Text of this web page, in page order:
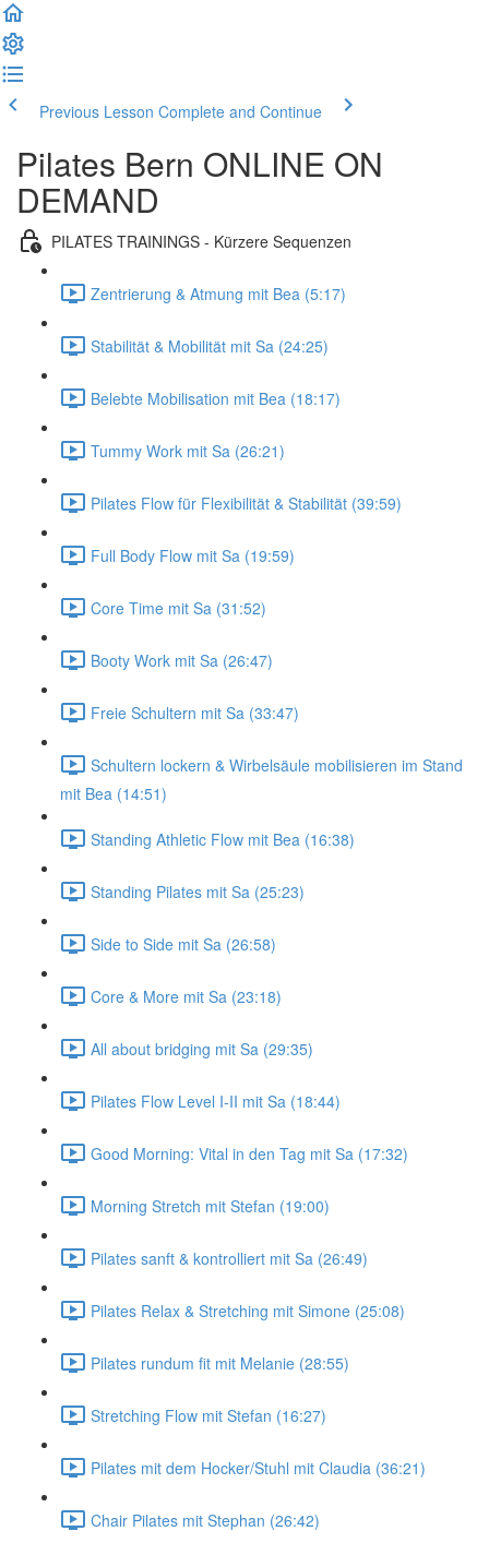
Previous Lesson Complete and Continue
Pilates Bern ONLINE ON
DEMAND
PILATES TRAININGS - Kürzere Sequenzen
Zentrierung & Atmung mit Bea (5:17)
Stabilität & Mobilität mit Sa (24:25)
Belebte Mobilisation mit Bea (18:17)
Tummy Work mit Sa (26:21)
Pilates Flow für Flexibilität & Stabilität (39:59)
Full Body Flow mit Sa (19:59)
Core Time mit Sa (31:52)
Booty Work mit Sa (26:47)
Freie Schultern mit Sa (33:47)
Schultern lockern & Wirbelsäule mobilisieren im Stand
mit Bea (14:51)
Standing Athletic Flow mit Bea (16:38)
Standing Pilates mit Sa (25:23)
Side to Side mit Sa (26:58)
Core & More mit Sa (23:18)
All about bridging mit Sa (29:35)
Pilates Flow Level I-II mit Sa (18:44)
Good Morning: Vital in den Tag mit Sa (17:32)
Morning Stretch mit Stefan (19:00)
Pilates sanft & kontrolliert mit Sa (26:49)
Pilates Relax & Stretching mit Simone (25:08)
Pilates rundum fit mit Melanie (28:55)
Stretching Flow mit Stefan (16:27)
Pilates mit dem Hocker/Stuhl mit Claudia (36:21)
Chair Pilates mit Stephan (26:42)